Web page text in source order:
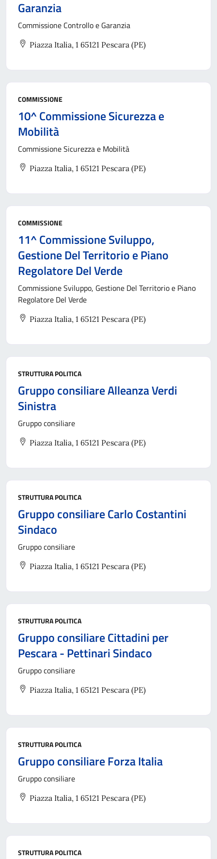
Garanzia
Commissione Controllo e Garanzia
Piazza Italia, 1 65121 Pescara (PE)
COMMISSIONE
10^ Commissione Sicurezza e
Mobilità
Commissione Sicurezza e Mobilità
Piazza Italia, 1 65121 Pescara (PE)
COMMISSIONE
11^ Commissione Sviluppo,
Gestione Del Territorio e Piano
Regolatore Del Verde
Commissione Sviluppo, Gestione Del Territorio e Piano
Regolatore Del Verde
Piazza Italia, 1 65121 Pescara (PE)
STRUTTURA POLITICA
Gruppo consiliare Alleanza Verdi
Sinistra
Gruppo consiliare
Piazza Italia, 1 65121 Pescara (PE)
STRUTTURA POLITICA
Gruppo consiliare Carlo Costantini
Sindaco
Gruppo consiliare
Piazza Italia, 1 65121 Pescara (PE)
STRUTTURA POLITICA
Gruppo consiliare Cittadini per
Pescara - Pettinari Sindaco
Gruppo consiliare
Piazza Italia, 1 65121 Pescara (PE)
STRUTTURA POLITICA
Gruppo consiliare Forza Italia
Gruppo consiliare
Piazza Italia, 1 65121 Pescara (PE)
STRUTTURA POLITICA